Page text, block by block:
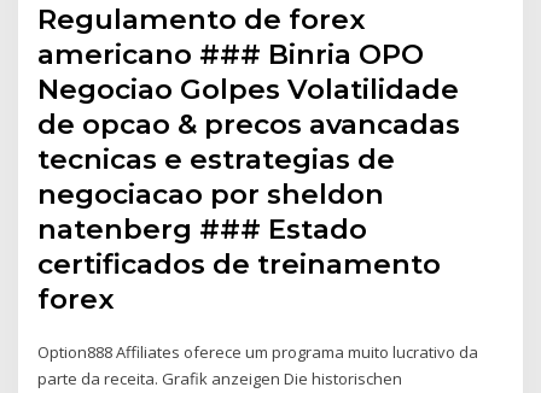
Regulamento de forex
americano ### Binria OPO
Negociao Golpes Volatilidade
de opcao & precos avancadas
tecnicas e estrategias de
negociacao por sheldon
natenberg ### Estado
certificados de treinamento
forex
Option888 Affiliates oferece um programa muito lucrativo da
parte da receita. Grafik anzeigen Die historischen